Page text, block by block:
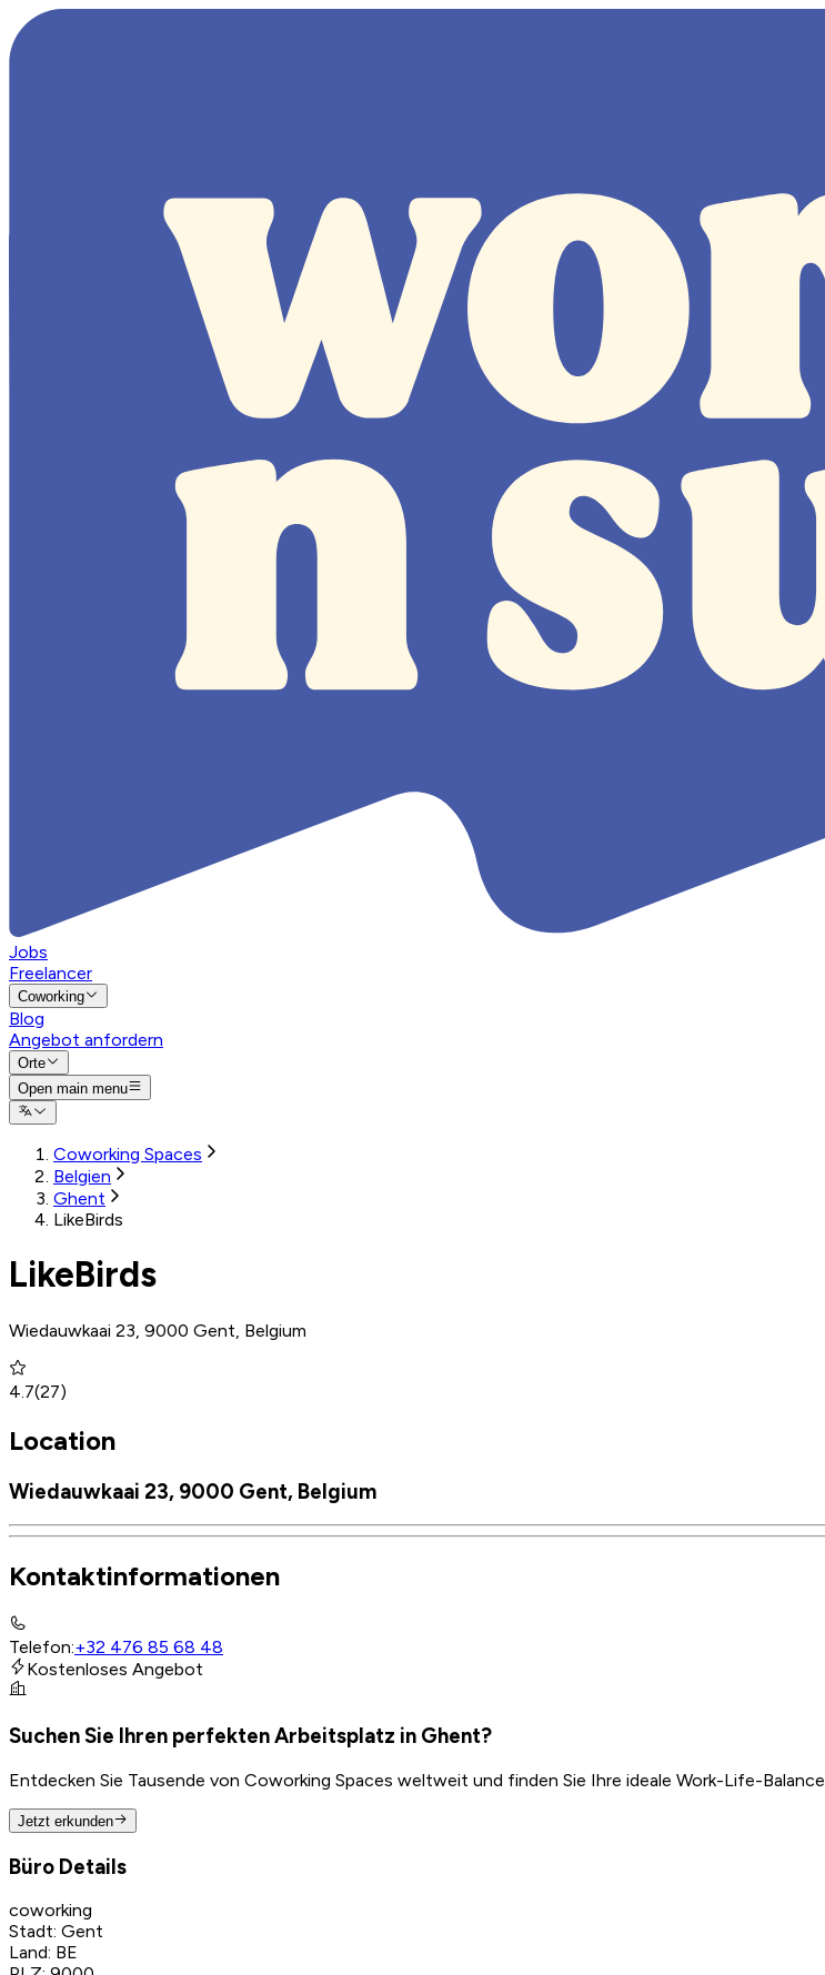
Jobs
Freelancer
Coworking
Blog
Angebot anfordern
Orte
Open main menu
Coworking Spaces
Belgien
Ghent
LikeBirds
LikeBirds
Wiedauwkaai 23, 9000 Gent, Belgium
4.7(27)
Location
Wiedauwkaai 23, 9000 Gent, Belgium
Kontaktinformationen
Telefon:+32 476 85 68 48
Kostenloses Angebot
Suchen Sie Ihren perfekten Arbeitsplatz in Ghent?
Entdecken Sie Tausende von Coworking Spaces weltweit und finden Sie Ihre ideale Work-Life-Balance.
Jetzt erkunden
Büro Details
coworking
Stadt: Gent
Land: BE